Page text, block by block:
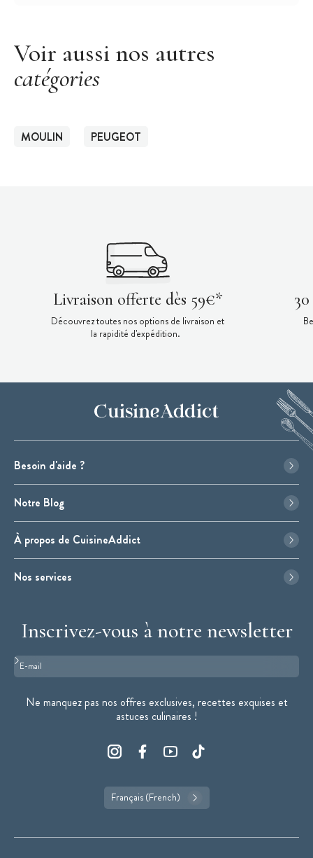
Voir aussi nos autres
catégories
MOULIN PEUGEOT
Livraison offerte dès 59€*
Découvrez toutes nos options de livraison et
la rapidité d'expédition.
Besoin d'aide ?
Notre Blog
À propos de CuisineAddict
Nos services
Inscrivez-vous à notre newsletter
Format : adresse@email.com
Ne manquez pas nos offres exclusives, recettes exquises et
astuces culinaires !
Français (French)